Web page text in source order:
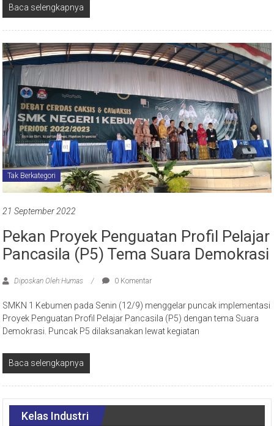
Baca selengkapnya
Tak Berkategori
21 September 2022
Pekan Proyek Penguatan Profil Pelajar
Pancasila (P5) Tema Suara Demokrasi
Diposkan Oleh:Humas 0 Komentar
SMKN 1 Kebumen pada Senin (12/9) menggelar puncak implementasi
Proyek Penguatan Profil Pelajar Pancasila (P5) dengan tema Suara
Demokrasi. Puncak P5 dilaksanakan lewat kegiatan
Baca selengkapnya
Kelas Industri